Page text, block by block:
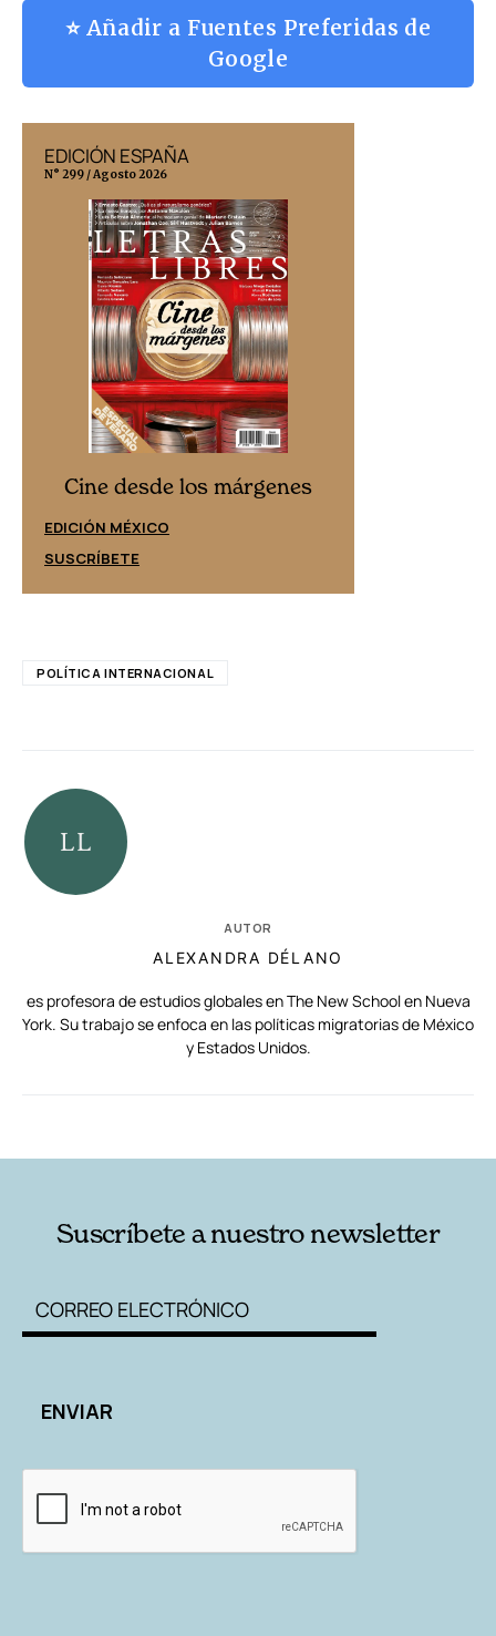
⭐ Añadir a Fuentes Preferidas de
Google
EDICIÓN ESPAÑA
N° 299 / Agosto 2026
Cine desde los márgenes
EDICIÓN MÉXICO
SUSCRÍBETE
POLÍTICA INTERNACIONAL
AUTOR
ALEXANDRA DÉLANO
es profesora de estudios globales en The New School en Nueva
York. Su trabajo se enfoca en las políticas migratorias de México
y Estados Unidos.
Suscríbete a nuestro newsletter